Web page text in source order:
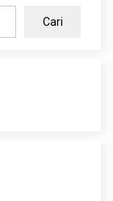
Cari